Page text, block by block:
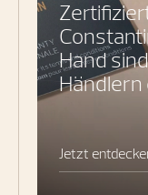
Hand
Jetzt